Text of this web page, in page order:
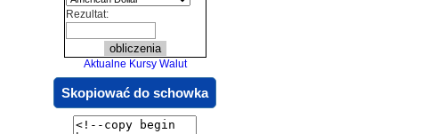
Rezultat:
Aktualne Kursy Walut
Skopiować do schowka